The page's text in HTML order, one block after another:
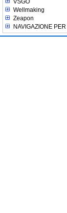
Wellmaking
Zeapon
NAVIGAZIONE